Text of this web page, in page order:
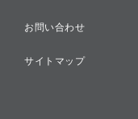
お問い合わせ
サイトマップ